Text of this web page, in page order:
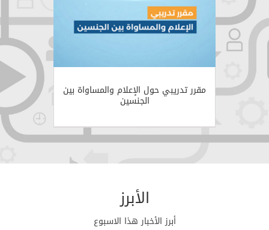
مقرر تدريبي حول الإعلام والمساواة بين
الجنسين
الأبرز
أبرز الأخبار هذا الاسبوع